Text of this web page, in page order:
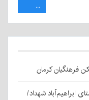
...
فرهنگیان کرمان
ابراهیم‌آباد شهداد/